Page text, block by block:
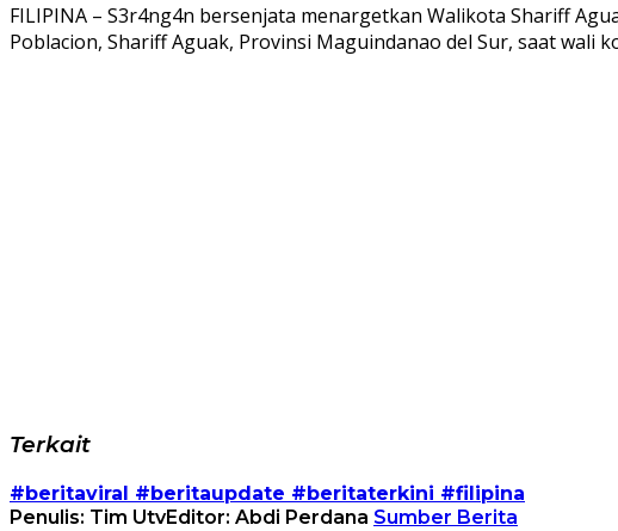
FILIPINA – S3r4ng4n bersenjata menargetkan Walikota Shariff
Poblacion, Shariff Aguak, Provinsi Maguindanao del Sur, saat
Terkait
#beritaviral #beritaupdate #beritaterkini #filipina
Penulis: Tim UtvEditor: Abdi Perdana Sumber Berita